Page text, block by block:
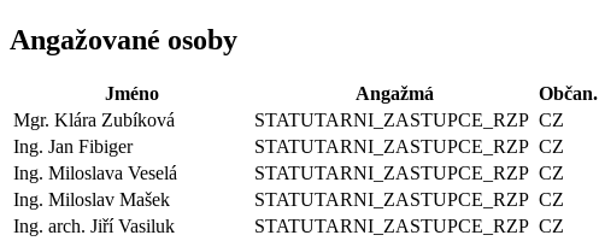
Angažované osoby
Jméno Angažmá Občan.
Mgr. Klára Zubíková
STATUTARNI_ZASTUPCE_RZP CZ
Ing. Jan Fibiger
STATUTARNI_ZASTUPCE_RZP CZ
Ing. Miloslava Veselá
STATUTARNI_ZASTUPCE_RZP CZ
Ing. Miloslav Mašek
STATUTARNI_ZASTUPCE_RZP CZ
Ing. arch. Jiří Vasiluk
STATUTARNI_ZASTUPCE_RZP CZ